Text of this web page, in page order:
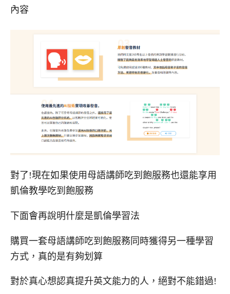
內容
對了!現在如果使用母語講師吃到飽服務也還能享用
凱倫教學吃到飽服務
下面會再說明什麼是凱倫學習法
購買一套母語講師吃到飽服務同時獲得另一種學習
方式，真的是有夠划算
對於真心想認真提升英文能力的人，絕對不能錯過!